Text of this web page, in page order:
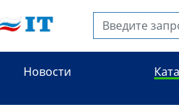
Новости